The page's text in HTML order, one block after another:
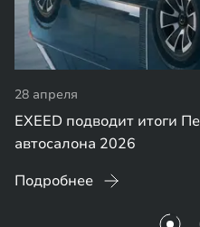
28 апреля
EXEED подводит итоги
автосалона 2026
Подробнее